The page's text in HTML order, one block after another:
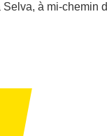
à mi-chemin